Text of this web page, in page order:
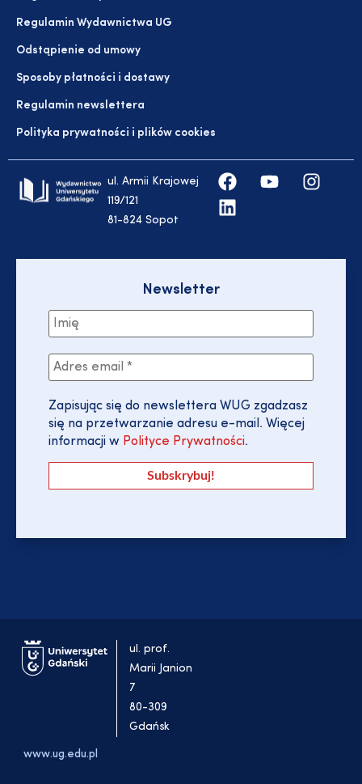
Regulamin Wydawnictwa UG
Odstąpienie od umowy
Sposoby płatności i dostawy
Regulamin newslettera
Polityka prywatności i plików cookies
ul. Armii Krajowej
119/121
81-824 Sopot
Newsletter
Zapisując się do newslettera WUG zgadzasz
się na przetwarzanie adresu e-mail. Więcej
informacji w Polityce Prywatności.
ul. prof.
Marii Janion
7
80-309
Gdańsk
www.ug.edu.pl